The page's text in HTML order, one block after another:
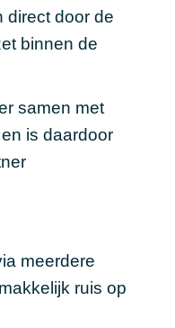
direct door de
binnen de
samen met
is daardoor
meerdere
ruis op